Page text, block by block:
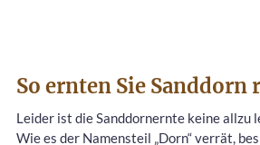
So ernten Sie
Leider ist die Sanddornernte keine allzu
Wie es der Namensteil „Dorn“ verrät,